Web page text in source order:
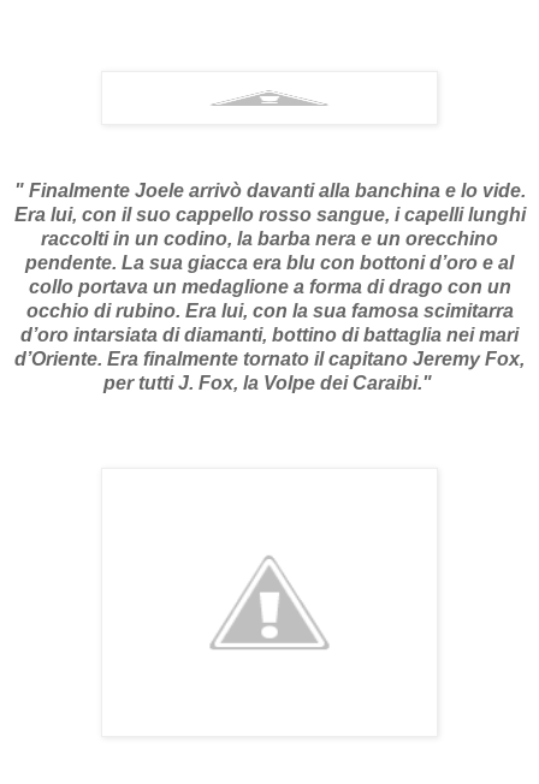
" Finalmente Joele arrivò davanti alla banchina e lo vide.
Era lui, con il suo cappello rosso sangue, i capelli lunghi
raccolti in un codino, la barba nera e un orecchino
pendente. La sua giacca era blu con bottoni d’oro e al
collo portava un medaglione a forma di drago con un
occhio di rubino. Era lui, con la sua famosa scimitarra
d’oro intarsiata di diamanti, bottino di battaglia nei mari
d’Oriente. Era finalmente tornato il capitano Jeremy Fox,
per tutti J. Fox, la Volpe dei Caraibi."